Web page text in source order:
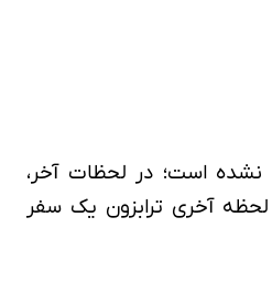
نشده است؛ در لحظات آخر،
آخری ترابزون یک سفر